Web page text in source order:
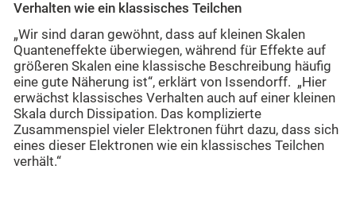
Verhalten wie ein klassisches Teilchen
„Wir sind daran gewöhnt, dass auf kleinen Skalen
Quanteneffekte überwiegen, während für Effekte auf
größeren Skalen eine klassische Beschreibung häufig
eine gute Näherung ist“, erklärt von Issendorff. „Hier
erwächst klassisches Verhalten auch auf einer kleinen
Skala durch Dissipation. Das komplizierte
Zusammenspiel vieler Elektronen führt dazu, dass sich
eines dieser Elektronen wie ein klassisches Teilchen
verhält.“